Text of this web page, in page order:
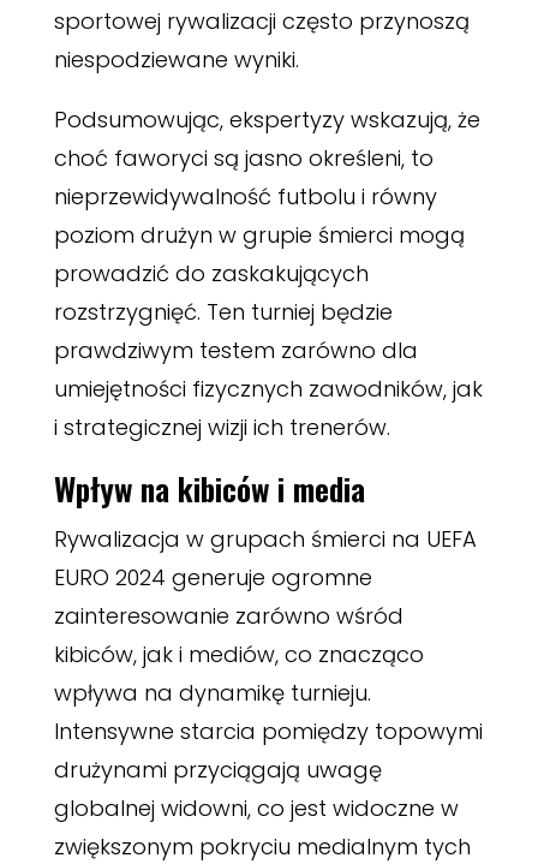
sportowej rywalizacji często przynoszą
niespodziewane wyniki.
Podsumowując, ekspertyzy wskazują, że
choć faworyci są jasno określeni, to
nieprzewidywalność futbolu i równy
poziom drużyn w grupie śmierci mogą
prowadzić do zaskakujących
rozstrzygnięć. Ten turniej będzie
prawdziwym testem zarówno dla
umiejętności fizycznych zawodników, jak
i strategicznej wizji ich trenerów.
Wpływ na kibiców i media
Rywalizacja w grupach śmierci na UEFA
EURO 2024 generuje ogromne
zainteresowanie zarówno wśród
kibiców, jak i mediów, co znacząco
wpływa na dynamikę turnieju.
Intensywne starcia pomiędzy topowymi
drużynami przyciągają uwagę
globalnej widowni, co jest widoczne w
zwiększonym pokryciu medialnym tych